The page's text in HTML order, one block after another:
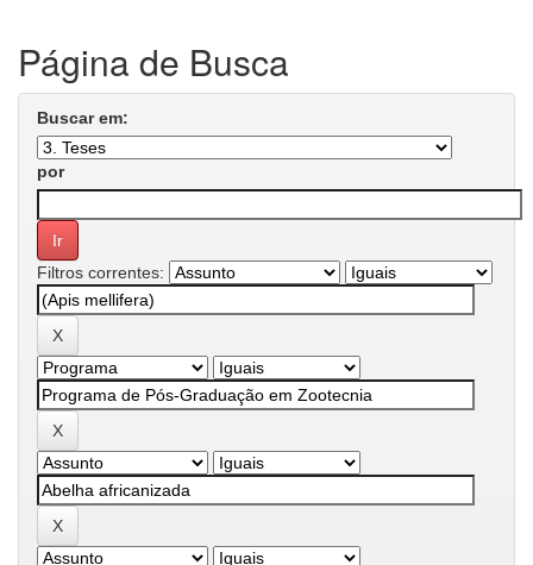
Página de Busca
Buscar em:
por
Filtros correntes: